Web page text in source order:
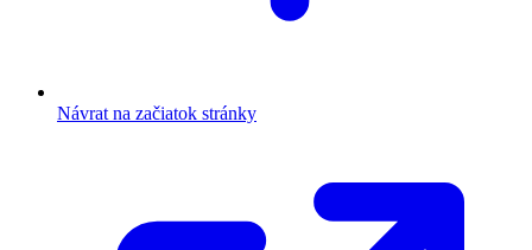
Návrat na začiatok stránky